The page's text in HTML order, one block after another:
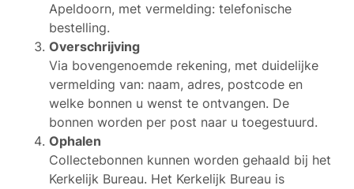
Apeldoorn, met vermelding: telefonische
bestelling.
Overschrijving
Via bovengenoemde rekening, met duidelijke
vermelding van: naam, adres, postcode en
welke bonnen u wenst te ontvangen. De
bonnen worden per post naar u toegestuurd.
Ophalen
Collectebonnen kunnen worden gehaald bij het
Kerkelijk Bureau. Het Kerkelijk Bureau is